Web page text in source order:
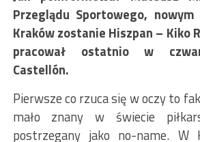
Przeglądu Sportowego,
Kraków zostanie Hiszpan – Kiko
pracował ostatnio w
Castellón.
Pierwsze co rzuca się w oczy to
mało znany w świecie
postrzegany jako no-name. W